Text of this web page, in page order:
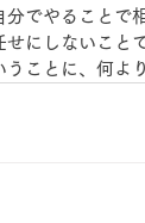
でやることで
せにしないこと
ことに、何よ